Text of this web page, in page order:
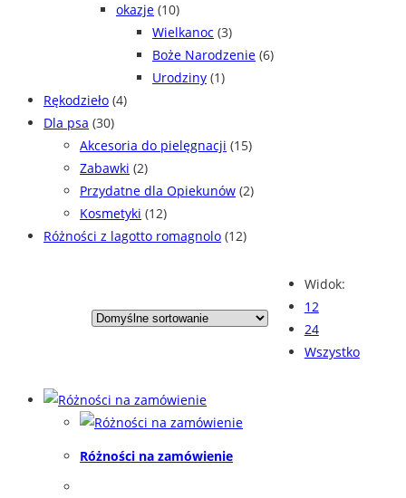
Widok:
12
24
Wszystko
Różności na zamówienie
okazje (10)
Wielkanoc (3)
Boże Narodzenie (6)
Urodziny (1)
Rękodzieło (4)
Dla psa (30)
Akcesoria do pielęgnacji (15)
Zabawki (2)
Przydatne dla Opiekunów (2)
Kosmetyki (12)
Różności z lagotto romagnolo (12)